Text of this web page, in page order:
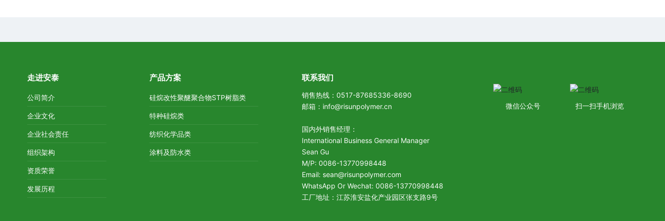
走进安泰
公司简介
企业文化
企业社会责任
组织架构
资质荣誉
发展历程
产品方案
硅烷改性聚醚聚合物STP树脂类
特种硅烷类
纺织化学品类
涂料及防水类
联系我们
销售热线：0517-87685336-8690
邮箱： info@risunpolymer.cn
国内外销售经理：
International Business General Manager
Sean Gu
M/P:0086-13770998448
Email: sean@risunpolymer.com
WhatsApp Or Wechat:0086-13770998448
工厂地址：江苏淮安盐化产业园区张支路9号
微信公众号 扫一扫手机浏览